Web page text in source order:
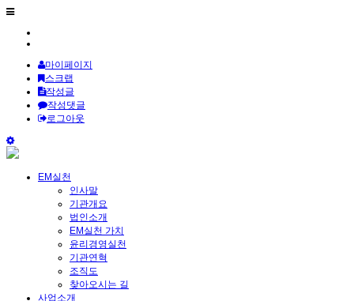
마이페이지
스크랩
작성글
작성댓글
로그아웃
EM실천
인사말
기관개요
법인소개
EM실천 가치
윤리경영실천
기관연혁
조직도
찾아오시는 길
사업소개